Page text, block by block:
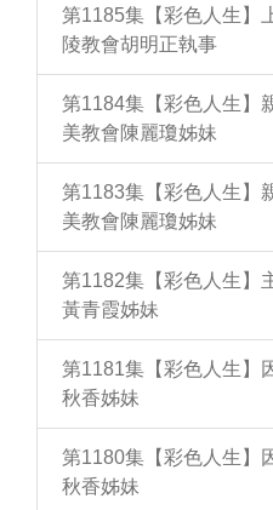
第1185集【彩色人生】
陵教會胡明正執事
第1184集【彩色人生】
美教會陳麗瓊姊妹
第1183集【彩色人生】
美教會陳麗瓊姊妹
第1182集【彩色人生】
黃青霞姊妹
第1181集【彩色人生】
秋香姊妹
第1180集【彩色人生】
秋香姊妹